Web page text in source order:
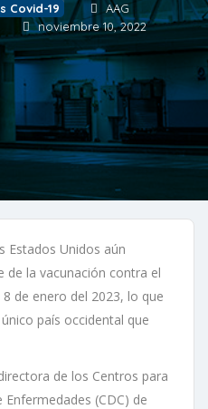
Covid-19
AAG
noviembre 10, 2022
Estados Unidos aún
de la vacunación contra el
de enero del 2023, lo que
país occidental que
de los Centros para
(CDC) de